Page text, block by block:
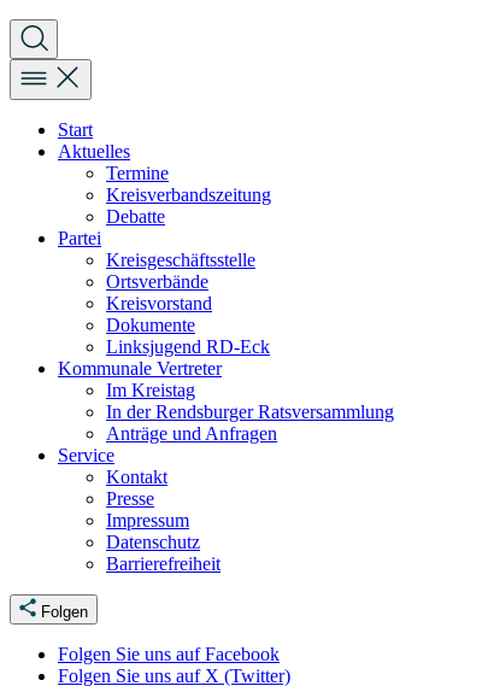
Start
Aktuelles
Termine
Kreisverbandszeitung
Debatte
Partei
Kreisgeschäftsstelle
Ortsverbände
Kreisvorstand
Dokumente
Linksjugend RD-Eck
Kommunale Vertreter
Im Kreistag
In der Rendsburger Ratsversammlung
Anträge und Anfragen
Service
Kontakt
Presse
Impressum
Datenschutz
Barrierefreiheit
Folgen
Folgen Sie uns auf Facebook
Folgen Sie uns auf X (Twitter)